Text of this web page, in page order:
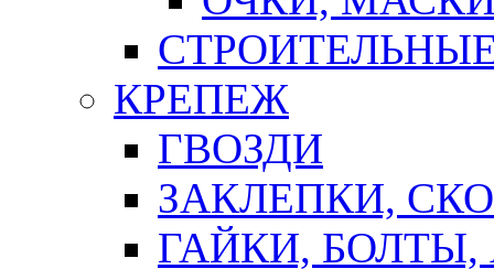
КРЕПЕЖ
ГВОЗДИ
ЗАКЛЕПКИ,
ГАЙКИ,